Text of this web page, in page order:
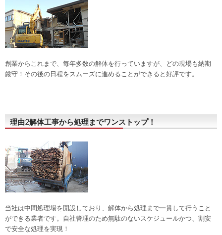
創業からこれまで、毎年多数の解体を行っていますが、どの現場も納期
厳守！その後の日程をスムーズに進めることができると好評です。
理由2解体工事から処理までワンストップ！
当社は中間処理場を開設しており、解体から処理まで一貫して行うこと
ができる業者です。自社管理のため無駄のないスケジュールかつ、割安
で安全な処理を実現！